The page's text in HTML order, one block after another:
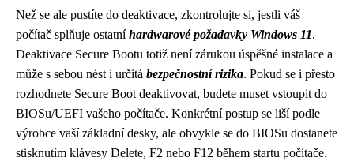
Než se ale pustíte do deaktivace, zkontrolujte si, jestli váš
počítač splňuje ostatníhardwarové požadavky Windows 11.
Deaktivace Secure Bootu totiž není zárukou úspěšné instalace a
může s sebou nést i určitá bezpečnostní rizika. Pokud se i přesto
rozhodnete Secure Boot deaktivovat, budete muset vstoupit do
BIOSu/UEFI vašeho počítače. Konkrétní postup se liší podle
výrobce vaší základní desky, ale obvykle se do BIOSu dostanete
stisknutím klávesy Delete, F2 nebo F12 během startu počítače.